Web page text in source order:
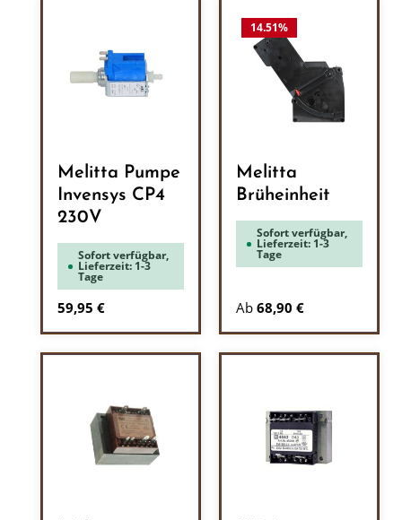
Melitta Pumpe
Invensys CP4
230V
Sofort verfügbar,
Lieferzeit: 1-3
Tage
Regulärer Preis:
59,95 €
14.51%
Melitta
Brüheinheit
Sofort verfügbar,
Lieferzeit: 1-3
Tage
Ab 68,90 €